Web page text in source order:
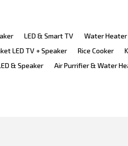
LED & Smart TV Water Heater
LED TV + Speaker Rice Cooker
& Speaker Air Purrifier & Water